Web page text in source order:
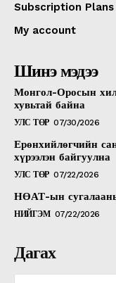
Subscription Plans
My account
Шинэ мэдээ
Монгол-Оросын
хувьтай байна
УЛС ТӨР 07/30/2026
Ерөнхийлөгчийн
хүрээлэн байгуулна
УЛС ТӨР 07/22/2026
НӨАТ-ын
НИЙГЭМ 07/22/2026
Дагах